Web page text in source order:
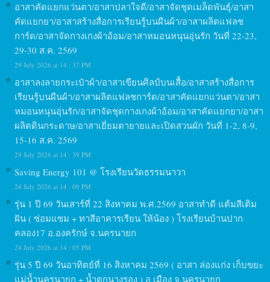
อาสาคัดแยกแว่นตา/อาสาปลาใจดี/อาสาจัดชุดเมล็ดพันธุ์/อาสา
คัดแยกยา/อาสาสร้างสื่อการเรียนรู้บนผืนผ้า/อาสาผลิตแฟลช
การ์ด/อาสาจัดกางเกงผ้าอ้อม/อาสาหมอนหนุนอุ่นรัก วันที่ 22-23,
29-30 ส.ค. 2569
29 July 2026 at 14 : 37 PM
อาสาลงลายกระเป๋าผ้า/อาสาเขียนศิลป์บนเสื้อ/อาสาสร้างสื่อการ
เรียนรู้บนผืนผ้า/อาสาผลิตแฟลชการ์ด/อาสาคัดแยกแว่นตา/อาสา
หมอนหนุนอุ่นรัก/อาสาจัดชุดกางเกงผ้าอ้อม/อาสาคัดแยกยา/อาสา
ผลิตดินกระดาษ/อาสาเยี่ยมตายายและเปิดสวนผัก วันที่ 1-2, 8-9,
15-16 ส.ค. 2569
29 July 2026 at 14 : 39 PM
Saving Energy 101 @ โรงเรียนวัดธรรมนาวา
24 July 2026 at 14 : 09 PM
รุ่น 1 ปี 69 วันเสาร์ที่ 22 สิงหาคม พ.ศ.2569 อาสาทำดี แต้มสีเติม
ฝัน ( ซ่อมแซม + ทาสีอาคารเรียน ให้น้อง ) โรงเรียนบ้านปาก
คลอง17 อ.องครักษ์ จ.นครนายก
24 July 2026 at 14 : 05 PM
รุ่น 5 ปี 69 วันอาทิตย์ที่ 16 สิงหาคม 2569 ( อาสา ล่องแก่ง เก็บขยะ
แม่น้ำนครนายก + น้ำตกนางรอง ) อ.เมือง จ.นครนายก